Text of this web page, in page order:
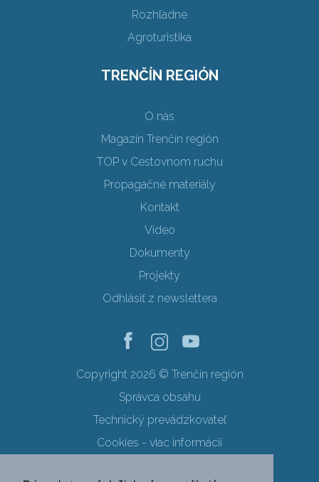
Rozhľadne
Agroturistika
TRENČÍN REGIÓN
O nás
Magazín Trenčín región
TOP v Cestovnom ruchu
Propagačné materiály
Kontakt
Video
Dokumenty
Projekty
Odhlásiť z newslettera
Copyright 2026 © Trenčín región
Správca obsahu
Technický prevádzkovateľ
Cookies - viac informácií